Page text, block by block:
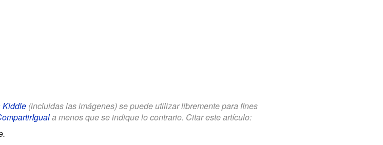
Kiddle(incluidas las imágenes) se puede utilizar libremente para fines
a menos que se indique lo contrario. Citar este artículo: